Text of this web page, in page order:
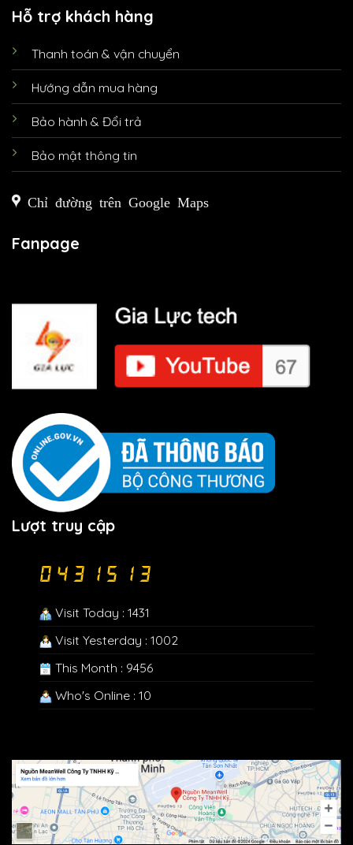
Hỗ trợ khách hàng
Thanh toán & vận chuyển
Hướng dẫn mua hàng
Bảo hành & Đổi trả
Bảo mật thông tin
Chỉ đường trên Google Maps
Fanpage
Lượt truy cập
Visit Today : 1431
Visit Yesterday : 1002
This Month : 9456
Who's Online : 10